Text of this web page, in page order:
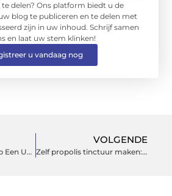
delen? Ons platform biedt u de
blog te publiceren en te delen met
zijn in uw inhoud. Schrijf samen
en laat uw stem klinken!
u vandaag nog
Gouda Ontdekken Op Een Unieke Manier – Overnacht in een Bed & Breakfast
VOLGENDE
Zelf propolis tinctuur maken: stapsgewijze handleiding